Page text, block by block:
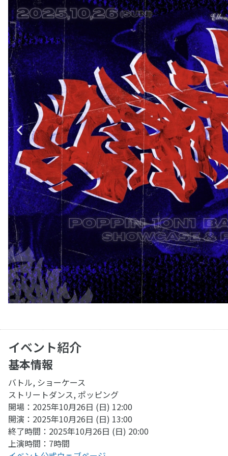
イベント紹介
基本情報
バトル, ショーケース
ストリートダンス, ポッピング
開場：2025年10月26日 (日) 12:00
開演：2025年10月26日 (日) 13:00
終了時間：2025年10月26日 (日) 20:00
上演時間：7時間